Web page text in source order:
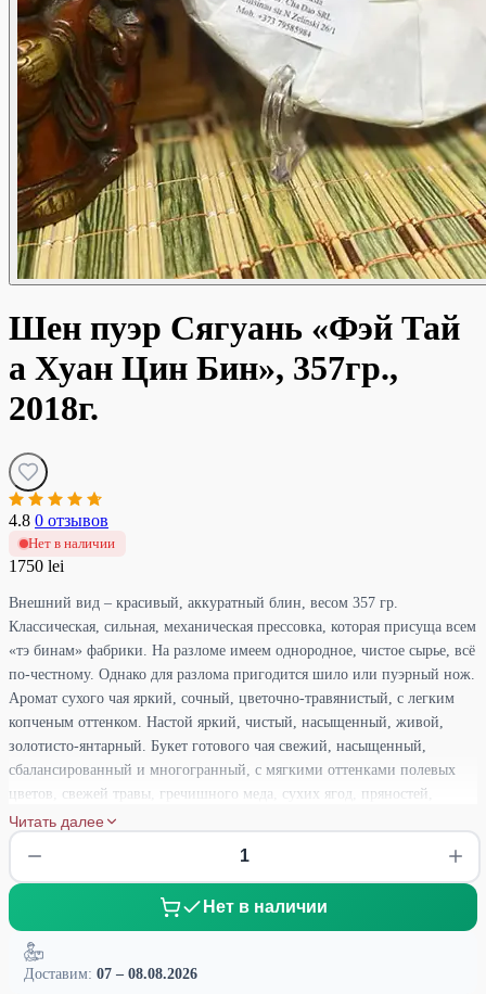
Шен пуэр Сягуань «Фэй Тай
а Хуан Цин Бин», 357гр.,
2018г.
4.8 0 отзывов
Нет в наличии
1750 lei
Внешний вид – красивый, аккуратный блин, весом 357 гр.
Классическая, сильная, механическая прессовка, которая присуща всем
«тэ бинам» фабрики. На разломе имеем однородное, чистое сырье, всё
по-честному. Однако для разлома пригодится шило или пуэрный нож.
Аромат сухого чая яркий, сочный, цветочно-травянистый, с легким
копченым оттенком. Настой яркий, чистый, насыщенный, живой,
золотисто-янтарный. Букет готового чая свежий, насыщенный,
сбалансированный и многогранный, с мягкими оттенками полевых
цветов, свежей травы, гречишного меда, сухих ягод, пряностей,
свежей древесины, цитрусов и легкой дымкой. Аромат легкий,
летучий, ненавязчивый, чуть сладковатый, цветочно-пряный,
подкопченый. Вкус благородный, ровный, округлый, мягко и
равномерно раскрывающийся на протяжении чаепития. Послевкусие
долгое, освежающее, шелковистое, с приятной кислинкой и
внимательных чаепитий.
Читать далее
Нет в наличии
Доставим: 07 – 08.08.2026